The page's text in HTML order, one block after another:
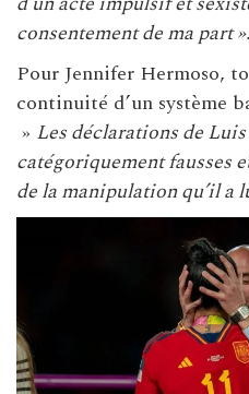
consentement de ma part ».
Pour Jennifer Hermoso,
continuité d’un système
» Les déclarations de
catégoriquement fausses
de la manipulation qu’il a